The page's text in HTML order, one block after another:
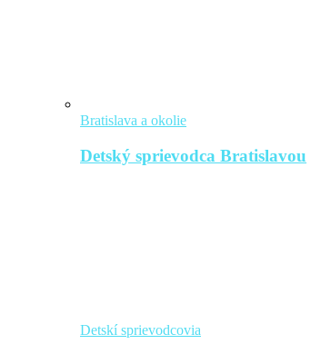
Bratislava a okolie
Detský sprievodca Bratislavou
Detskí sprievodcovia